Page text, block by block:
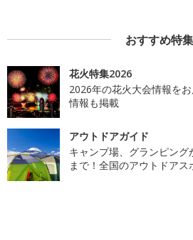
おすすめ特集
花火特集2026
2026年の花火大会情報を
情報も掲載
アウトドアガイド
キャンプ場、グランピン
まで！全国のアウトドアス